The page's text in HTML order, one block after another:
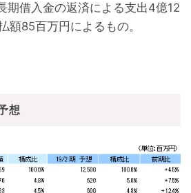
期借入金の返済による支出4億12
想